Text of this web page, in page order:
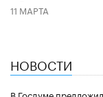
11 МАРТА
НОВОСТИ
В Госдуме